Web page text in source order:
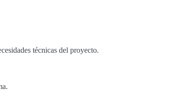
técnicas del proyecto.